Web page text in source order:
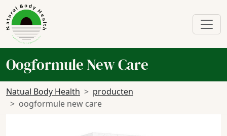
Oogformule New Care
Natual Body Health
producten
oogformule new care